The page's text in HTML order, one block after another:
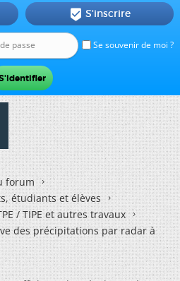
Se souvenir de moi ?
 S'inscrire
forum
étudiants et élèves
/ TIPE et autres travaux
des précipitations par radar à